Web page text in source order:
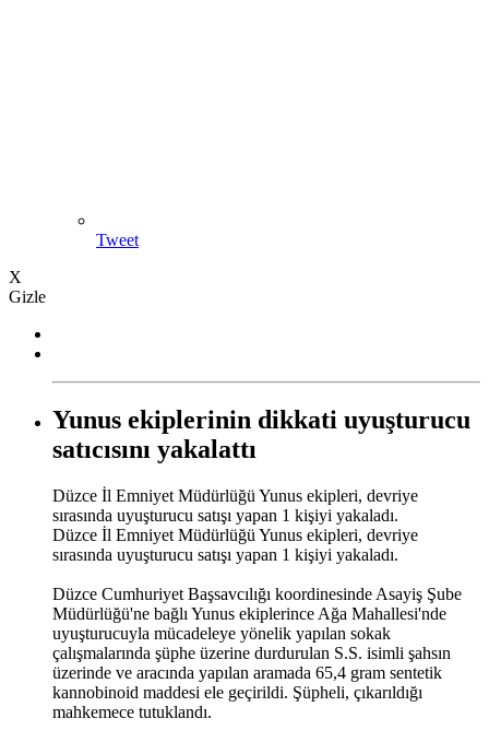
Tweet
X
Gizle
Yunus ekiplerinin dikkati uyuşturucu
satıcısını yakalattı
Düzce İl Emniyet Müdürlüğü Yunus ekipleri, devriye
sırasında uyuşturucu satışı yapan 1 kişiyi yakaladı.
Düzce İl Emniyet Müdürlüğü Yunus ekipleri, devriye
sırasında uyuşturucu satışı yapan 1 kişiyi yakaladı.
Düzce Cumhuriyet Başsavcılığı koordinesinde Asayiş Şube
Müdürlüğü'ne bağlı Yunus ekiplerince Ağa Mahallesi'nde
uyuşturucuyla mücadeleye yönelik yapılan sokak
çalışmalarında şüphe üzerine durdurulan S.S. isimli şahsın
üzerinde ve aracında yapılan aramada 65,4 gram sentetik
kannobinoid maddesi ele geçirildi. Şüpheli, çıkarıldığı
mahkemece tutuklandı.